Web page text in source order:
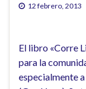
12 febrero, 2013
El libro «Corre
para la
especialmente